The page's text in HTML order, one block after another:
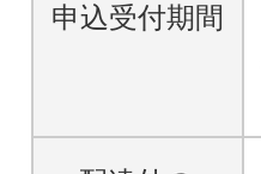
申込受付期間